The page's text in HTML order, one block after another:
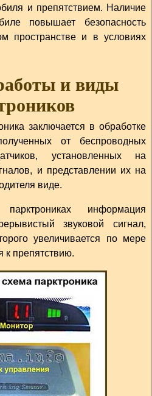
и препятствием. Наличие
повышает безопасность
пространстве и в условиях
и виды
заключается в обработке
от беспроводных
установленных на
и представлении их на
виде.
информация
звуковой сигнал,
увеличивается по мере
к препятствию.